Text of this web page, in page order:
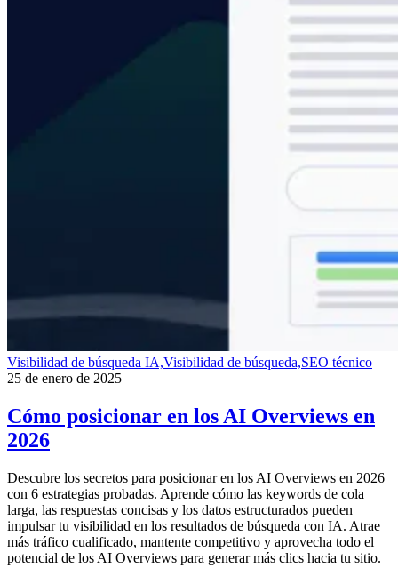
Visibilidad de búsqueda IA,Visibilidad de búsqueda,SEO técnico —
25 de enero de 2025
Cómo posicionar en los AI Overviews en
2026
Descubre los secretos para posicionar en los AI Overviews en 2026
con 6 estrategias probadas. Aprende cómo las keywords de cola
larga, las respuestas concisas y los datos estructurados pueden
impulsar tu visibilidad en los resultados de búsqueda con IA. Atrae
más tráfico cualificado, mantente competitivo y aprovecha todo el
potencial de los AI Overviews para generar más clics hacia tu sitio.